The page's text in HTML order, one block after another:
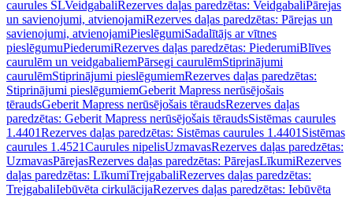
caurules SLVeidgabaliRezerves daļas paredzētas: VeidgabaliPārejas
un savienojumi, atvienojamiRezerves daļas paredzētas: Pārejas un
savienojumi, atvienojamiPieslēgumiSadalītājs ar vītnes
pieslēgumuPiederumiRezerves daļas paredzētas: PiederumiBlīves
caurulēm un veidgabaliemPārsegi caurulēmStiprinājumi
caurulēmStiprinājumi pieslēgumiemRezerves daļas paredzētas:
Stiprinājumi pieslēgumiemGeberit Mapress nerūsējošais
tēraudsGeberit Mapress nerūsējošais tēraudsRezerves daļas
paredzētas: Geberit Mapress nerūsējošais tēraudsSistēmas caurules
1.4401Rezerves daļas paredzētas: Sistēmas caurules 1.4401 Sistēmas
caurules 1.4521Caurules nipelisUzmavasRezerves daļas paredzētas:
UzmavasPārejasRezerves daļas paredzētas: PārejasLīkumiRezerves
daļas paredzētas: LīkumiTrejgabaliRezerves daļas paredzētas:
TrejgabaliIebūvēta cirkulācijaRezerves daļas paredzētas: Iebūvēta